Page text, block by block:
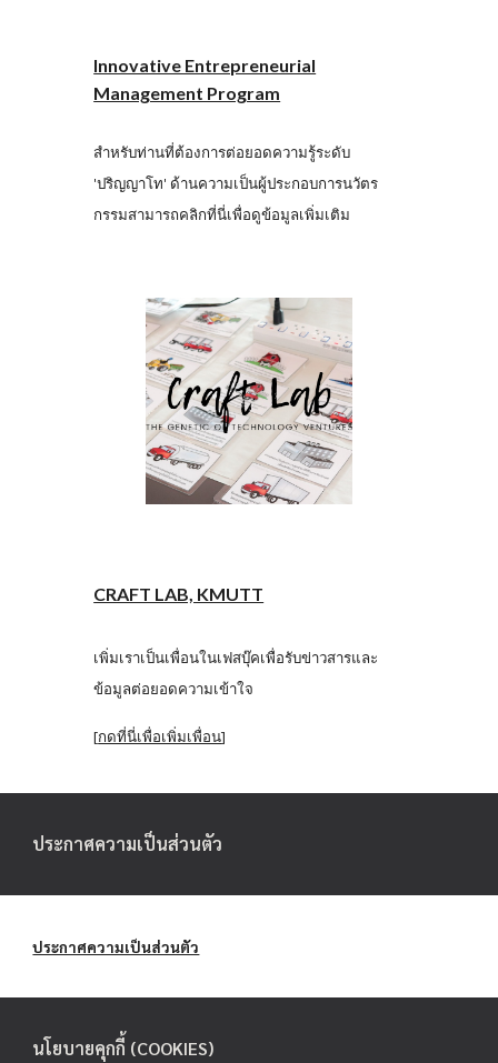
Innovative Entrepreneurial
Management Program
สำหรับท่านที่ต้องการต่อยอดความรู้ระดับ
'ปริญญาโท' ด้านความเป็นผู้ประกอบการนวัตร
กรรมสามารถคลิกที่นี่เพื่อดูข้อมูลเพิ่มเติม
CRAFT LAB, KMUTT
เพิ่มเราเป็นเพื่อนในเฟสบุ๊คเพื่อรับข่าวสารและ
ข้อมูลต่อยอดความเข้าใจ
[กดที่นี่เพื่อเพิ่มเพื่อน]
ประกาศความเป็นส่วนตัว
ประกาศความเป็นส่วนตัว
นโยบายคุกกี้ (COOKIES)